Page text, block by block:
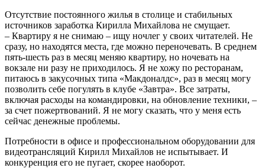
Отсутствие постоянного жилья в столице и стабильных
источников заработка Кирилла Михайлова не смущает.
– Квартиру я не снимаю – ищу ночлег у своих читателей. Не
сразу, но находятся места, где можно переночевать. В среднем
пять-шесть раз в месяц меняю квартиру, но ночевать на
вокзале ни разу не приходилось. Я не хожу по ресторанам,
питаюсь в закусочных типа «Макдоналдс», раз в месяц могу
позволить себе погулять в клубе «Завтра». Все затраты,
включая расходы на командировки, на обновление техники, –
за счет пожертвований. Я не могу сказать, что у меня есть
сейчас денежные проблемы.
Потребности в офисе и профессиональном оборудовании для
видеотрансляций Кирилл Михайлов не испытывает. И
конкуренция его не пугает, скорее наоборот.